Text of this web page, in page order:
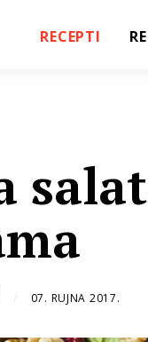
RECEPTI
07. RUJNA 2017.